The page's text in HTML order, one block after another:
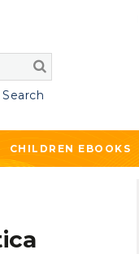
CHILDREN EBOOKS